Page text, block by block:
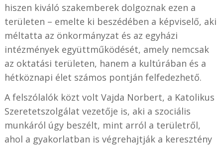
hiszen kiváló szakemberek dolgoznak ezen a
területen – emelte ki beszédében a képviselő, aki
méltatta az önkormányzat és az egyházi
intézmények együttműködését, amely nemcsak
az oktatási területen, hanem a kultúrában és a
hétköznapi élet számos pontján felfedezhető.
A felszólalók közt volt Vajda Norbert, a Katolikus
Szeretetszolgálat vezetője is, aki a szociális
munkáról úgy beszélt, mint arról a területről,
ahol a gyakorlatban is végrehajtják a keresztény